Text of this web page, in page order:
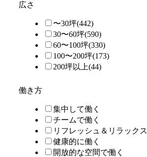
広さ
〜30坪(442)
30〜60坪(590)
60〜100坪(330)
100〜200坪(173)
200坪以上(44)
働き方
集中して働く
チームで働く
リフレッシュ＆リラックス
健康的に働く
開放的な空間で働く